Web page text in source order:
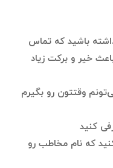
باشید که تماس
خیر و برکت زیاد
وقتتون رو بگیرم
کنید
که نام مخاطب رو